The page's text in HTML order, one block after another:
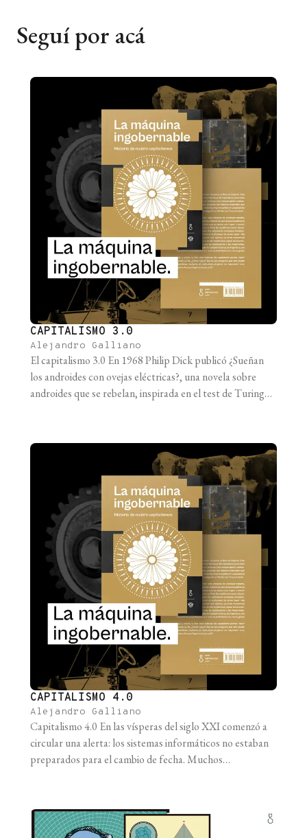
Seguí por acá
CAPITALISMO 3.0
Alejandro Galliano
El capitalismo 3.0 En 1968 Philip Dick publicó ¿Sueñan
los androides con ovejas eléctricas?, una novela sobre
androides que se rebelan, inspirada en el test de Turing
árida y vacía pero aún envuelta en la Guerra Fría. Rick
CAPITALISMO 4.0
Alejandro Galliano
Capitalismo 4.0 En las vísperas del siglo XXI comenzó a
circular una alerta: los sistemas informáticos no estaban
preparados para el cambio de fecha. Muchos
de 1999 pasarían al 1° de enero de 1900. El efecto
multiplicador del [...]